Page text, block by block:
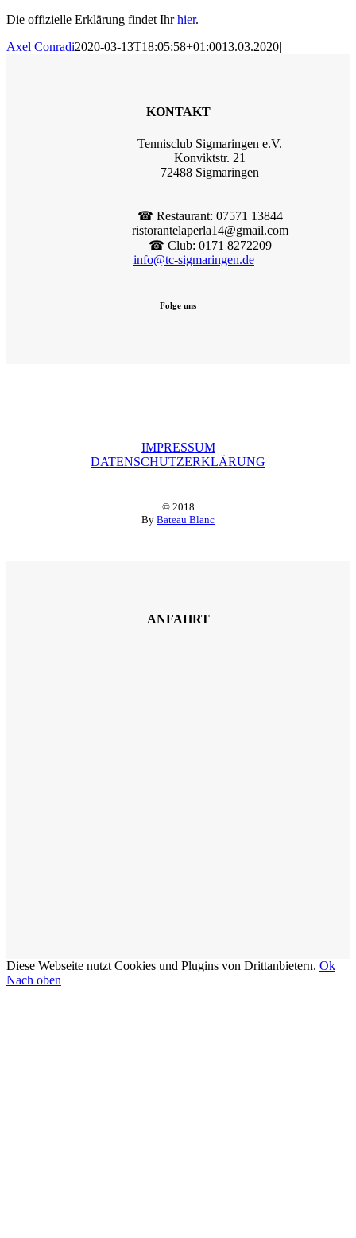
Die offizielle Erklärung findet Ihrhier.
Axel Conradi2020-03-13T18:05:58+01:0013.03.2020|
KONTAKT
Tennisclub Sigmaringen e.V.
Konviktstr. 21
72488 Sigmaringen
☎︎ Restaurant: 07571 13844
ristorantelaperla14@gmail.com
☎︎ Club: 0171 8272209
info@tc-sigmaringen.de
Folge uns
IMPRESSUM
DATENSCHUTZERKLÄRUNG
© 2018
By Bateau Blanc
ANFAHRT
Diese Webseite nutzt Cookies und Plugins von Drittanbietern. Ok
Nach oben